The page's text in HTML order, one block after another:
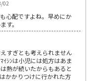
02
心配ですよね。早めにか
す。
すぎとも考えられません
ｲｼﾝは小児には処方はあま
熱が続いたからもあると
かかりつけに行かれた方